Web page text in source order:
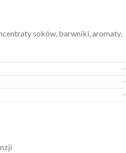
soków, barwniki, aromaty,